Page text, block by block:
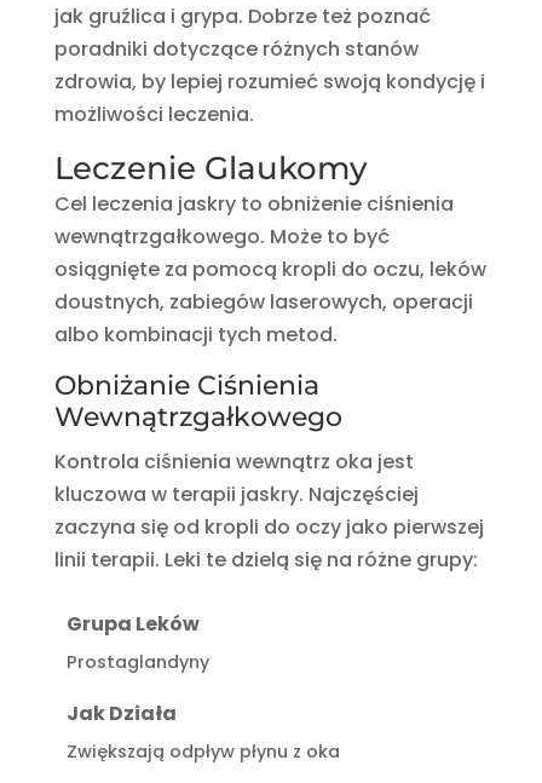
jak gruźlica i grypa. Dobrze też poznać
poradniki dotyczące różnych stanów
zdrowia, by lepiej rozumieć swoją kondycję i
możliwości leczenia.
Leczenie Glaukomy
Cel leczenia jaskry to obniżenie ciśnienia
wewnątrzgałkowego. Może to być
osiągnięte za pomocą kropli do oczu, leków
doustnych, zabiegów laserowych, operacji
albo kombinacji tych metod.
Obniżanie Ciśnienia
Wewnątrzgałkowego
Kontrola ciśnienia wewnątrz oka jest
kluczowa w terapii jaskry. Najczęściej
zaczyna się od kropli do oczy jako pierwszej
linii terapii. Leki te dzielą się na różne grupy:
Grupa Leków
Prostaglandyny
Jak Działa
Zwiększają odpływ płynu z oka